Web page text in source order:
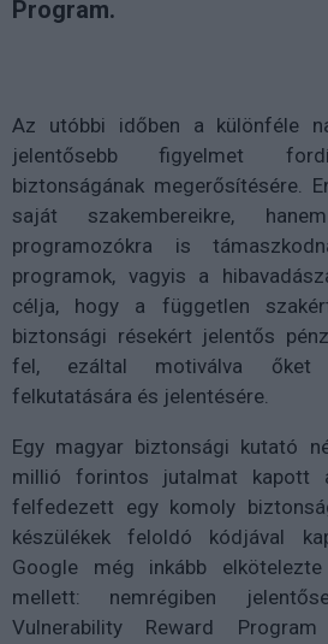
Program.
Az utóbbi időben a különféle
jelentősebb figyelmet
biztonságának megerősítésére.
saját szakembereikre,
programozókra is
programok, vagyis a
célja, hogy a független
biztonsági résekért jelentős
fel, ezáltal motiválva őket
felkutatására és jelentésére.
Egy magyar biztonsági kutató
millió forintos jutalmat kapott
felfedezett egy komoly
készülékek feloldó kódjával
Google még inkább
mellett: nemrégiben
Vulnerability Reward